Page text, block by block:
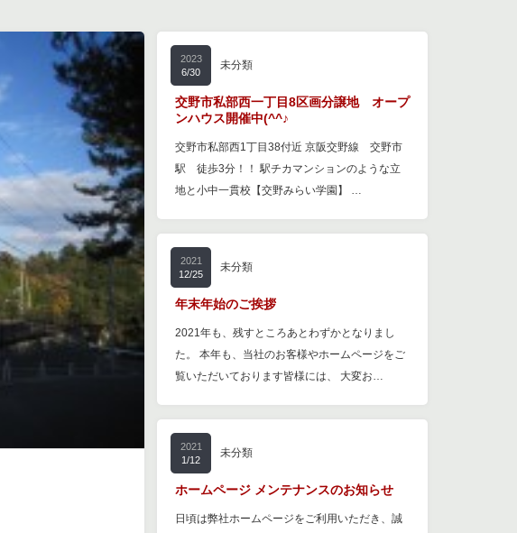
2023
6/30
未分類
交野市私部西一丁目8区画分譲地 オープ
ンハウス開催中(^^♪
交野市私部西1丁目38付近 京阪交野線 交野市
駅 徒歩3分！！ 駅チカマンションのような立
地と小中一貫校【交野みらい学園】 …
2021
12/25
未分類
年末年始のご挨拶
2021年も、残すところあとわずかとなりまし
た。 本年も、当社のお客様やホームページをご
覧いただいております皆様には、 大変お…
2021
1/12
未分類
ホームページ メンテナンスのお知らせ
日頃は弊社ホームページをご利用いただき、誠